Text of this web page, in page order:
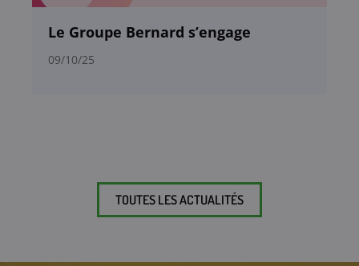
Le Groupe Bernard s’engage
09/10/25
TOUTES LES ACTUALITÉS